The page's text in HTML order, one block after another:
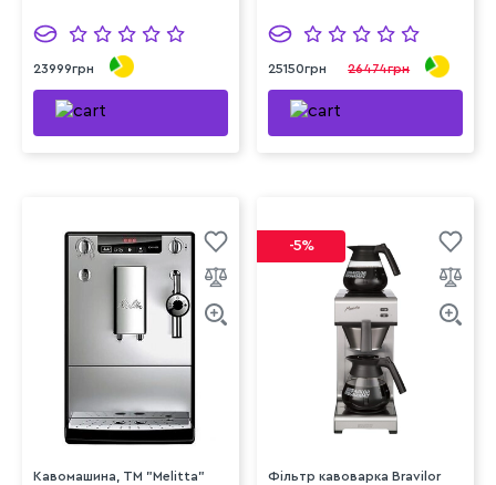
23999грн 25150грн 26474грн
Кавомашина, ТМ "Melitta"
-5%
Фільтр кавоварка Bravilor